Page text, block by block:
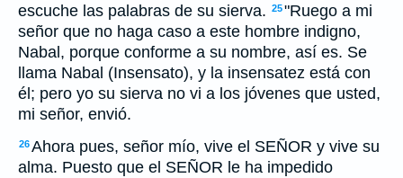
escuche las palabras de su sierva. 25"Ruego a mi
señor que no haga caso a este hombre indigno,
Nabal, porque conforme a su nombre, así es. Se
llama Nabal (Insensato), y la insensatez está con
él; pero yo su sierva no vi a los jóvenes que usted,
mi señor, envió.
26Ahora pues, señor mío, vive el SEÑOR y vive su
alma. Puesto que el SEÑOR le ha impedido